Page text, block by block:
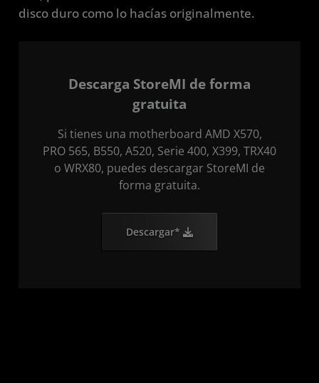
disco duro como lo hacías originalmente.
Descarga StoreMI de forma
gratuita
Si tienes una motherboard AMD X570,
PRO 565, B550, A520, Serie 400, X399, TRX40
o WRX80, puedes descargar StoreMI de
forma gratuita.
Descargar*